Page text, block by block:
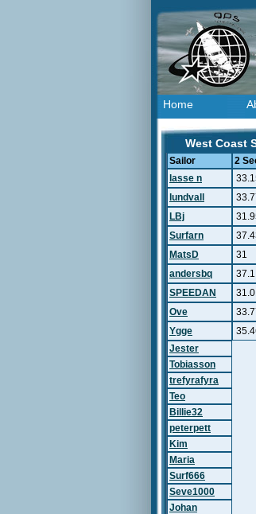
Home
West Coast
Sailor 2
lasse n
lundvall
LBj
Surfarn
MatsD
31
andersbq
37.1
SPEEDAN
Ove
Ygge
Jester
Tobiasson
trefyrafyra
Teo
Billie32
peterpett
Kim
Maria
Surf666
Seve1000
Johan